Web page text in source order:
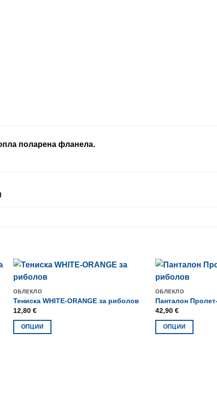
поларена фланела.
ОБЛЕКЛО
Тениска WHITE-ORANGE за риболов
12,80 €
ОПЦИИ
ОБЛЕКЛО
Панталон
42,90 €
ОПЦИИ